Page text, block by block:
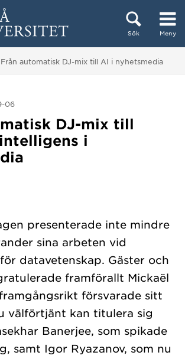
innehållet
Sök Meny
Du är här:
Från automatisk DJ-mix till AI i nyhetsmedia
06
DJ-mix till
i
presenterade inte mindre
sina arbeten vid
datavetenskap. Gäster och
framförallt Mickaël
försvarade sitt
välförtjänt kan titulera sig
Banerjee, som spikade
samt Igor Ryazanov, som nu